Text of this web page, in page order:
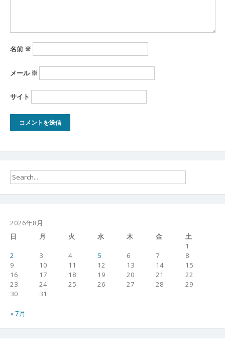
名前 ※
メール ※
サイト
2026年8月
日
月 火 水 木 金
土
1
2
3 4 5 6 7
8
9
10 11 12 13 14
15
16
17 18 19 20 21
22
23
24 25 26 27 28
29
30
31
« 7月